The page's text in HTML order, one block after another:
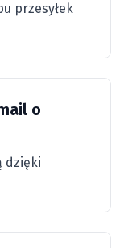
przesyłek
o
dzięki